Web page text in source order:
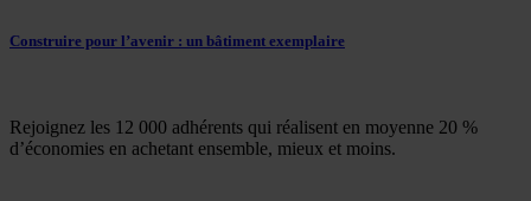
Construire pour l’avenir : un bâtiment exemplaire
Rejoignez les 12 000 adhérents qui réalisent en moyenne 20 %
d’économies en achetant ensemble, mieux et moins.